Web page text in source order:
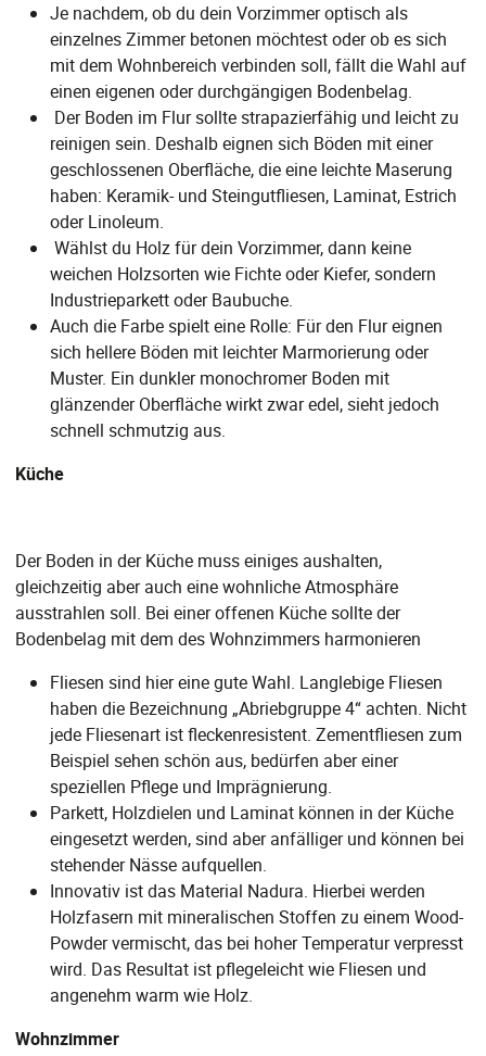
Je nachdem, ob du dein Vorzimmer optisch als
einzelnes Zimmer betonen möchtest oder ob es sich
mit dem Wohnbereich verbinden soll, fällt die Wahl auf
einen eigenen oder durchgängigen Bodenbelag.
Der Boden im Flur sollte strapazierfähig und leicht zu
reinigen sein. Deshalb eignen sich Böden mit einer
geschlossenen Oberfläche, die eine leichte Maserung
haben: Keramik- und Steingutfliesen, Laminat, Estrich
oder Linoleum.
Wählst du Holz für dein Vorzimmer, dann keine
weichen Holzsorten wie Fichte oder Kiefer, sondern
Industrieparkett oder Baubuche.
Auch die Farbe spielt eine Rolle: Für den Flur eignen
sich hellere Böden mit leichter Marmorierung oder
Muster. Ein dunkler monochromer Boden mit
glänzender Oberfläche wirkt zwar edel, sieht jedoch
schnell schmutzig aus.
Küche
Der Boden in der Küche muss einiges aushalten,
gleichzeitig aber auch eine wohnliche Atmosphäre
ausstrahlen soll. Bei einer offenen Küche sollte der
Bodenbelag mit dem des Wohnzimmers harmonieren
Fliesen sind hier eine gute Wahl. Langlebige Fliesen
haben die Bezeichnung „Abriebgruppe 4“ achten. Nicht
jede Fliesenart ist fleckenresistent. Zementfliesen zum
Beispiel sehen schön aus, bedürfen aber einer
speziellen Pflege und Imprägnierung.
Parkett, Holzdielen und Laminat können in der Küche
eingesetzt werden, sind aber anfälliger und können bei
stehender Nässe aufquellen.
Innovativ ist das Material Nadura. Hierbei werden
Holzfasern mit mineralischen Stoffen zu einem Wood-
Powder vermischt, das bei hoher Temperatur verpresst
wird. Das Resultat ist pflegeleicht wie Fliesen und
angenehm warm wie Holz.
Wohnzimmer